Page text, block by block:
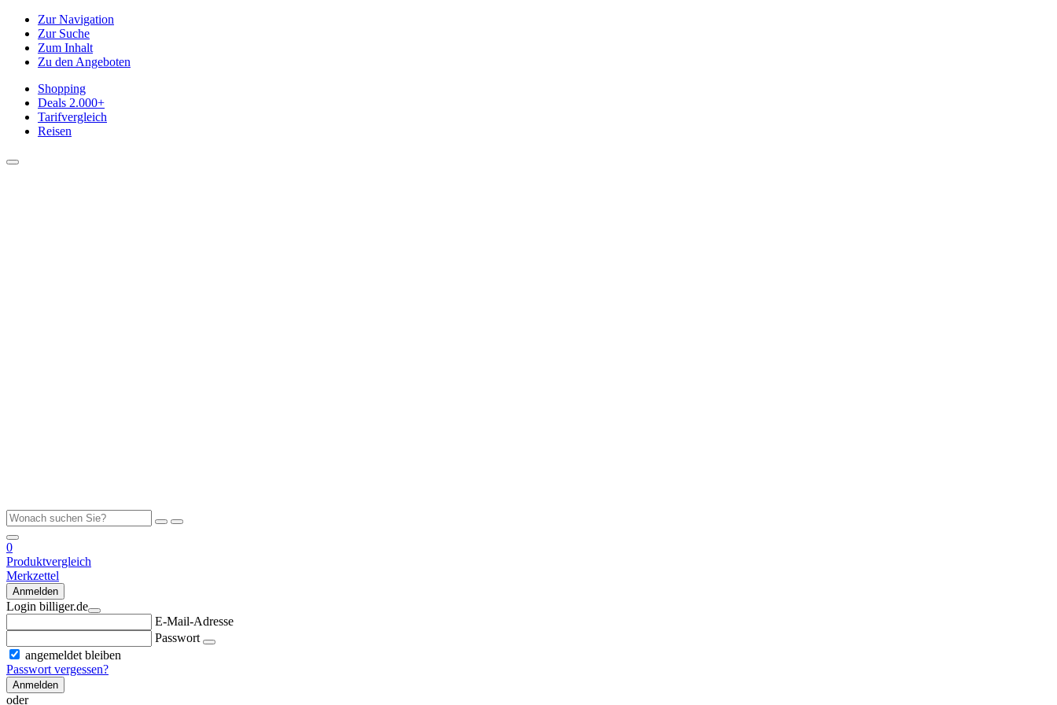
Zur Navigation
Zur Suche
Zum Inhalt
Zu den Angeboten
Shopping
Deals 2.000+
Tarifvergleich
Reisen
0
Produktvergleich
Merkzettel
Anmelden
Login billiger.de
E-Mail-Adresse
Passwort
angemeldet bleiben
Passwort vergessen?
Anmelden
oder